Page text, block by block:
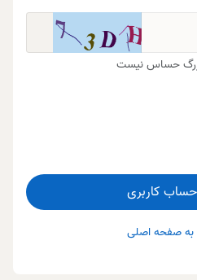
حساس نیست
کاربری
به صفحه اصلی